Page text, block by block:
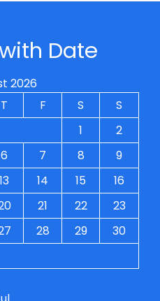
Date
2026
T F S
S
1
2
6 7 8
9
13 14 15
16
21 22
23
28 29
30